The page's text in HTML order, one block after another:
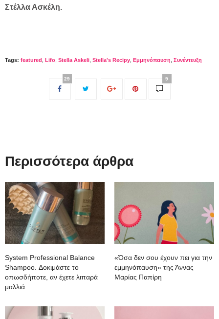
Στέλλα Ασκέλη.
Tags: featured Lifo Stella Askeli Stella's Recipy Εμμηνόπαυση Συνέντευξη
29 9
Περισσότερα άρθρα
System Professional Balance
Shampoo. Δοκιμάστε το
οπωσδήποτε, αν έχετε λιπαρά
μαλλιά
«Όσα δεν σου έχουν πει για την
εμμηνόπαυση» της Άννας
Μαρίας Παπίρη